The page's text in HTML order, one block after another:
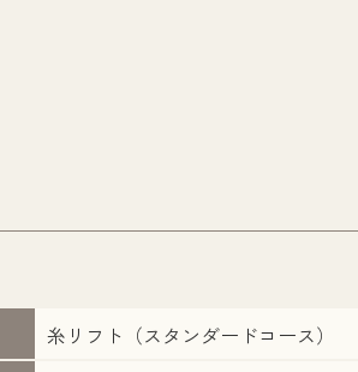
糸リフト（スタンダードコース）